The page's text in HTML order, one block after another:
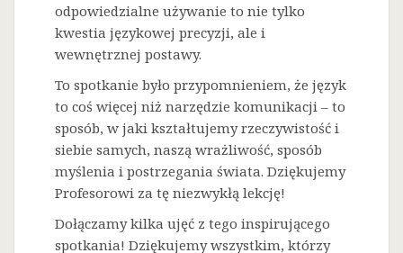
odpowiedzialne używanie to nie tylko
kwestia językowej precyzji, ale i
wewnętrznej postawy.
To spotkanie było przypomnieniem, że język
to coś więcej niż narzędzie komunikacji – to
sposób, w jaki kształtujemy rzeczywistość i
siebie samych, naszą wrażliwość, sposób
myślenia i postrzegania świata. Dziękujemy
Profesorowi za tę niezwykłą lekcję!
Dołączamy kilka ujęć z tego inspirującego
spotkania! Dziękujemy wszystkim, którzy